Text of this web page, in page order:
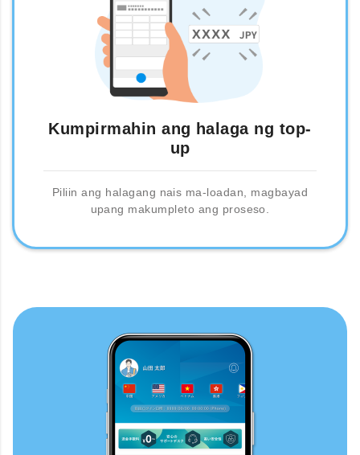
Kumpirmahin ang halaga ng top-
up
Piliin ang halagang nais ma-loadan, magbayad
upang makumpleto ang proseso.